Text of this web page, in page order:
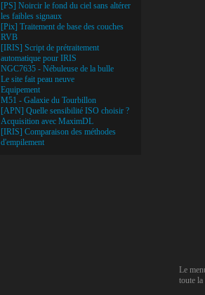
[PS] Noircir le fond du ciel sans altérer
les faibles signaux
[Pix] Traitement de base des couches
RVB
[IRIS] Script de prétraitement
automatique pour IRIS
NGC7635 - Nébuleuse de la bulle
Le site fait peau neuve
Equipement
M51 - Galaxie du Tourbillon
[APN] Quelle sensibilité ISO choisir ?
Acquisition avec MaximDL
[IRIS] Comparaison des méthodes
d'empilement
Le
toute la